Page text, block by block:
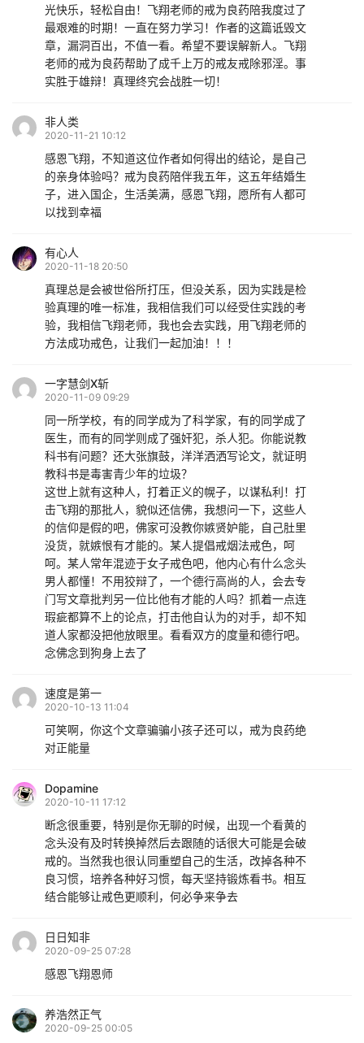
光快乐，轻松自由！飞翔老师的戒为良药陪我度过了
最艰难的时期！一直在努力学习！作者的这篇诋毁文
章，漏洞百出，不值一看。希望不要误解新人。飞翔
老师的戒为良药帮助了成千上万的戒友戒除邪淫。事
实胜于雄辩！真理终究会战胜一切！
非人类
2020-11-21 10:12
感恩飞翔，不知道这位作者如何得出的结论，是自己
的亲身体验吗？戒为良药陪伴我五年，这五年结婚生
子，进入国企，生活美满，感恩飞翔，愿所有人都可
以找到幸福
有心人
2020-11-18 20:50
真理总是会被世俗所打压，但没关系，因为实践是检
验真理的唯一标准，我相信我们可以经受住实践的考
验，我相信飞翔老师，我也会去实践，用飞翔老师的
方法成功戒色，让我们一起加油！！！
一字慧剑X斩
2020-11-09 09:29
同一所学校，有的同学成为了科学家，有的同学成了
医生，而有的同学则成了强奸犯，杀人犯。你能说教
科书有问题？还大张旗鼓，洋洋洒洒写论文，就证明
教科书是毒害青少年的垃圾？
这世上就有这种人，打着正义的幌子，以谋私利！打
击飞翔的那批人，貌似还信佛，我想问一下，这些人
的信仰是假的吧，佛家可没教你嫉贤妒能，自己肚里
没货，就嫉恨有才能的。某人提倡戒烟法戒色，呵
呵。某人常年混迹于女子戒色吧，他内心有什么念头
男人都懂！不用狡辩了，一个德行高尚的人，会去专
门写文章批判另一位比他有才能的人吗？抓着一点连
瑕疵都算不上的论点，打击他自认为的对手，却不知
道人家都没把他放眼里。看看双方的度量和德行吧。
念佛念到狗身上去了
速度是第一
2020-10-13 11:04
可笑啊，你这个文章骗骗小孩子还可以，戒为良药绝
对正能量
Dopamine
2020-10-11 17:12
断念很重要，特别是你无聊的时候，出现一个看黄的
念头没有及时转换掉然后去跟随的话很大可能是会破
戒的。当然我也很认同重塑自己的生活，改掉各种不
良习惯，培养各种好习惯，每天坚持锻炼看书。相互
结合能够让戒色更顺利，何必争来争去
日日知非
2020-09-25 07:28
感恩飞翔恩师
养浩然正气
2020-09-25 00:05